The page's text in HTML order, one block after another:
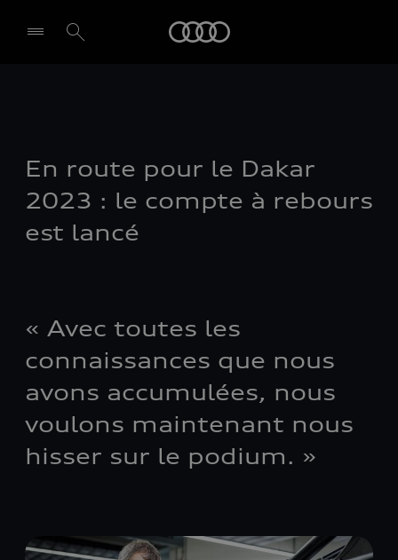
En route pour le Dakar
2023 : le compte à rebours
est lancé
« Avec toutes les
connaissances que nous
avons accumulées, nous
voulons maintenant nous
hisser sur le podium. »